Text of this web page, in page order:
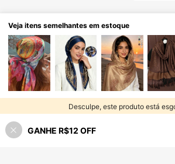
Desculpe, este produto está
Veja itens semelhantes em estoque
GANHE R$12 OFF